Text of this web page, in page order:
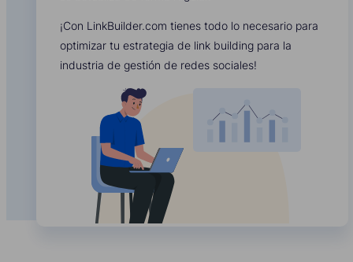
¡Con LinkBuilder.com tienes todo lo necesario para
optimizar tu estrategia de link building para la
industria de gestión de redes sociales!